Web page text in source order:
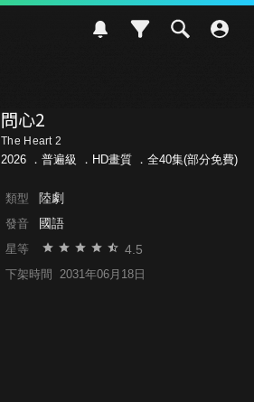
問心2
The Heart 2
2026 ． 普遍級 ．HD畫質 ．全40集(部分免費)
類型 陸劇
發音 國語
星等 4.5
下架時間 2031年06月18日